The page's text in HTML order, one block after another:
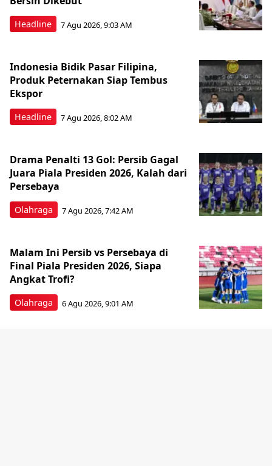
Headline 7 Agu 2026, 9:03 AM
Headline
Indonesia Bidik Pasar Filipina,
Produk Peternakan Siap Tembus
Ekspor
7 Agu 2026, 8:02 AM
Olahraga
Drama Penalti 13 Gol: Persib Gagal
Juara Piala Presiden 2026, Kalah dari
Persebaya
7 Agu 2026, 7:42 AM
Olahraga
Malam Ini Persib vs Persebaya di
Final Piala Presiden 2026, Siapa
Angkat Trofi?
6 Agu 2026, 9:01 AM